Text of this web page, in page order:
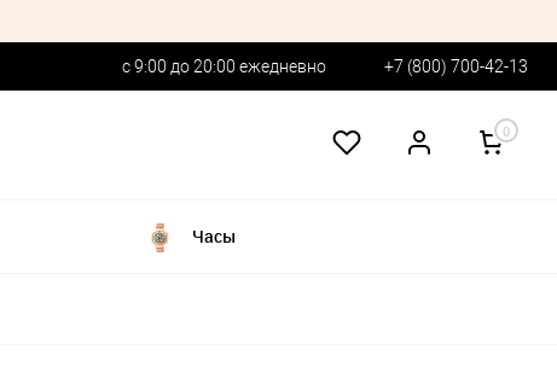
с 9:00 до 20:00 ежедневно +7 (800) 700-42-13
0
Часы